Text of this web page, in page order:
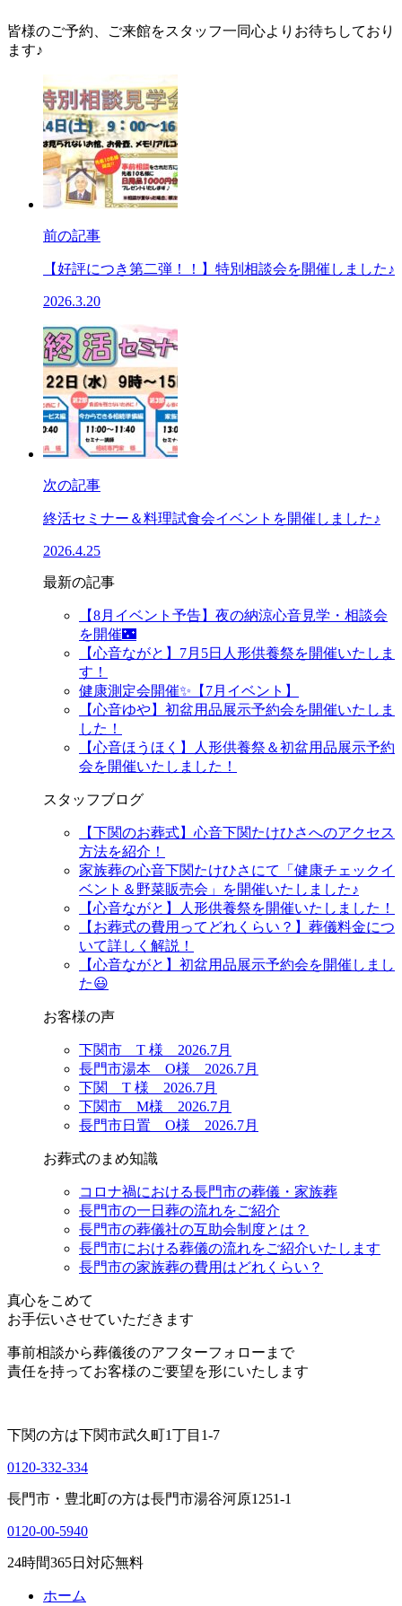
皆様のご予約、ご来館をスタッフ一同心よりお待ちしており
ます♪
前の記事
【好評につき第二弾！！】特別相談会を開催しました♪
2026.3.20
次の記事
終活セミナー＆料理試食会イベントを開催しました♪
2026.4.25
最新の記事
【8月イベント予告】夜の納涼心音見学・相談会
を開催🌃
【心音ながと】7月5日人形供養祭を開催いたしま
す！
健康測定会開催✨【7月イベント】
【心音ゆや】初盆用品展示予約会を開催いたしま
した！
【心音ほうほく】人形供養祭＆初盆用品展示予約
会を開催いたしました！
スタッフブログ
【下関のお葬式】心音下関たけひさへのアクセス
方法を紹介！
家族葬の心音下関たけひさにて「健康チェックイ
ベント＆野菜販売会」を開催いたしました♪
【心音ながと】人形供養祭を開催いたしました！
【お葬式の費用ってどれくらい？】葬儀料金につ
いて詳しく解説！
【心音ながと】初盆用品展示予約会を開催しまし
た😃
お客様の声
下関市 T 様 2026.7月
長門市湯本 O様 2026.7月
下関 T 様 2026.7月
下関市 M様 2026.7月
長門市日置 O様 2026.7月
お葬式のまめ知識
コロナ禍における長門市の葬儀・家族葬
長門市の一日葬の流れをご紹介
長門市の葬儀社の互助会制度とは？
長門市における葬儀の流れをご紹介いたします
長門市の家族葬の費用はどれくらい？
真心をこめて
お手伝いさせていただきます
事前相談から葬儀後のアフターフォローまで
責任を持ってお客様のご要望を形にいたします
下関の方は下関市武久町1丁目1-7
0120-332-334
長門市・豊北町の方は長門市湯谷河原1251-1
0120-00-5940
24時間365日対応無料
ホーム